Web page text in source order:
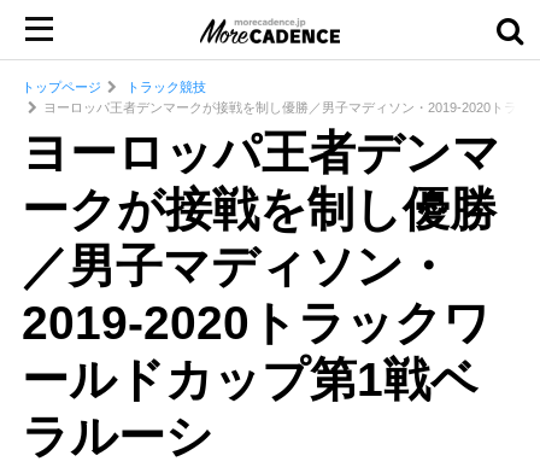
トップページ
トラック競技
ヨーロッパ王者デンマークが接戦を制し優勝／男子マディソン・2019-2020トラッ
ヨーロッパ王者デンマ
ークが接戦を制し優勝
／男子マディソン・
2019-2020トラックワ
ールドカップ第1戦ベ
ラルーシ